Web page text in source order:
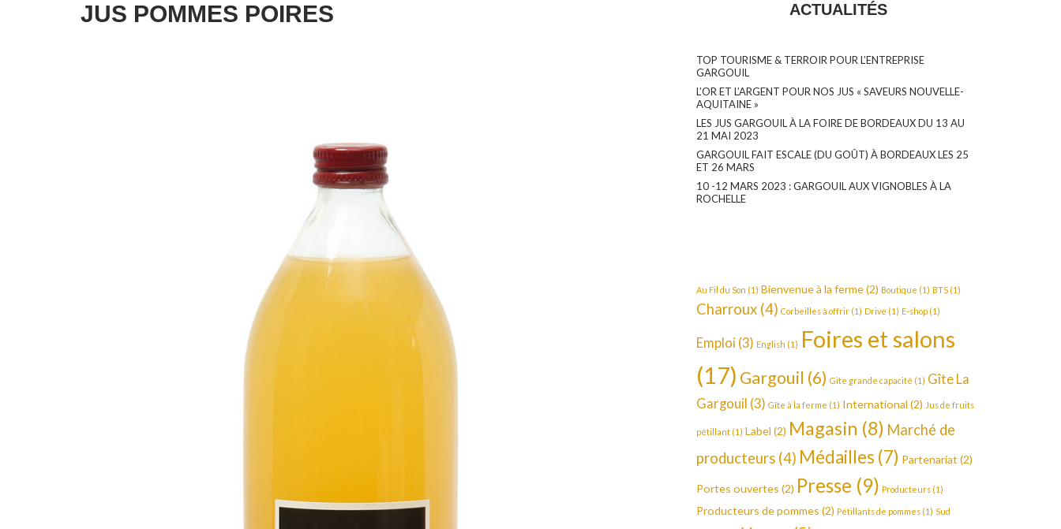
JUS POMMES POIRES ACTUALITÉS
TOP TOURISME & TERROIR POUR L’ENTREPRISE
GARGOUIL
L’OR ET L’ARGENT POUR NOS JUS « SAVEURS NOUVELLE-
AQUITAINE »
LES JUS GARGOUIL À LA FOIRE DE BORDEAUX DU 13 AU
21 MAI 2023
GARGOUIL FAIT ESCALE (DU GOÛT) À BORDEAUX LES 25
ET 26 MARS
10 -12 MARS 2023 : GARGOUIL AUX VIGNOBLES À LA
ROCHELLE
Au Fil du Son (1) Bienvenue à la ferme(2) Boutique (1) BTS (1)
Charroux (4) Corbeilles à offrir (1) Drive (1) E-shop (1)
Emploi (3) English (1) Foires et salons
(17) Gargouil (6) Gite grande capacité (1) Gîte La
Gargouil (3) Gîte à la ferme (1) International (2) Jus de fruits
pétillant (1) Label (2) Magasin (8) Marché de
producteurs (4) Médailles (7) Partenariat(2)
Portes ouvertes (2) Presse (9) Producteurs (1)
Producteurs de pommes (2) Pétillants de pommes (1) Sud